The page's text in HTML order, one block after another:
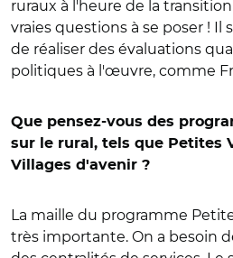
ruraux à l'heure de la
vraies questions à se poser ! Il
de réaliser des évaluations
politiques à l'œuvre, comme
Que pensez-vous des
sur le rural, tels que Petites
Villages d'avenir ?
La maille du programme
très importante. On a besoin